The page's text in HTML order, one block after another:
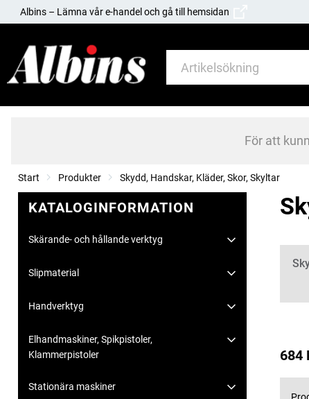
Albins – Lämna vår e-handel och gå till hemsidan
För att
Start Produkter Skydd, Handskar, Kläder, Skor, Skyltar
KATALOGINFORMATION
Skärande- och hållande verktyg
Slipmaterial
Handverktyg
Elhandmaskiner, Spikpistoler,
Klammerpistoler
Stationära maskiner
684